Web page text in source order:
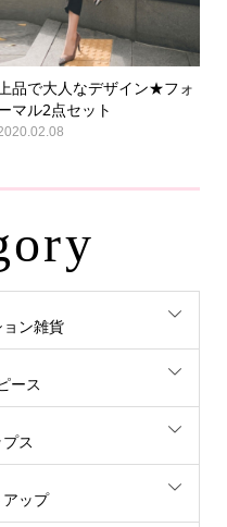
品で大人なデザイン★フォ
マル2点セット
ン雑貨
ース
プス
アップ